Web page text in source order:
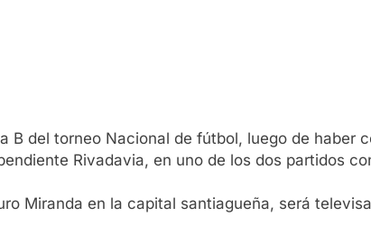
B del torneo Nacional de fútbol, luego de haber
Rivadavia, en uno de los dos partidos
Miranda en la capital santiagueña, será